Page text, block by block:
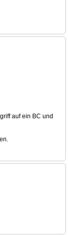
auf ein BC und